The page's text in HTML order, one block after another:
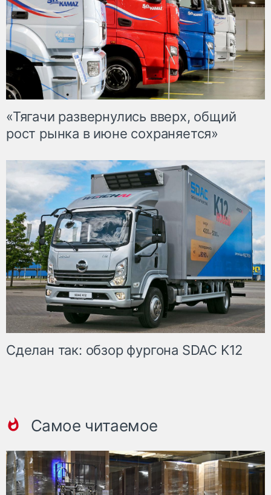
«Тягачи развернулись вверх, общий
рост рынка в июне сохраняется»
Сделан так: обзор фургона SDAC K12
Самое читаемое